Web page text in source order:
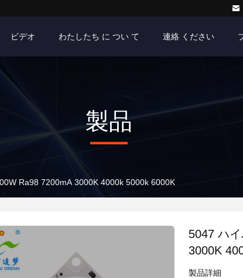
ビデオ わたしたち に つい て 連絡 ください
製品
Ra98 7200mA 3000K 4000k 5000k 6000K
5047 ハ
3000K
製品詳細